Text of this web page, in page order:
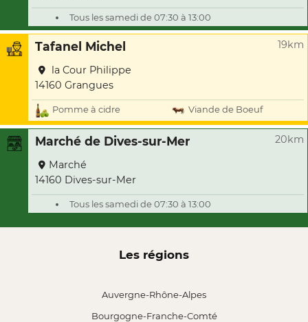
Tous les samedi de 07:30 à 13:00
Tafanel Michel 19km
la Cour Philippe
14160 Grangues
Pomme à cidre Viande de Boeuf
Marché de Dives-sur-Mer 20km
Marché
14160 Dives-sur-Mer
Tous les samedi de 07:30 à 13:00
Les régions
Auvergne-Rhône-Alpes
Bourgogne-Franche-Comté